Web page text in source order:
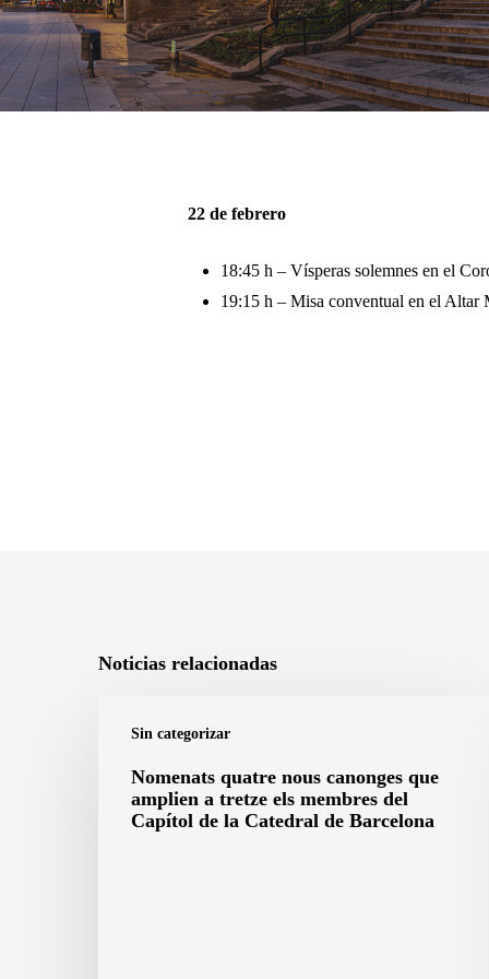
Pulsa enter para buscar o ESC para cerrar
22 de febrero
18:45 h – Vísperas solemnes en el
19:15 h – Misa conventual en el Altar
Noticias relacionadas
Sin categorizar
quatre
canonges
Nomenats quatre nous canonges que
amplien a tretze els membres del
Capítol de la Catedral de Barcelona